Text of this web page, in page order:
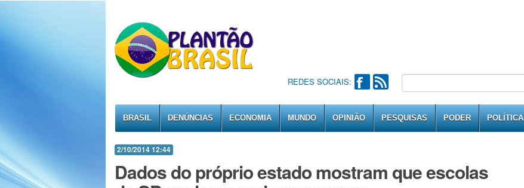
REDES SOCIAIS:
BRASIL DENÚNCIAS ECONOMIA MUNDO OPINIÃO PESQUISAS PODER POLÍTICA
2/10/2014 12:44
Dados do próprio estado mostram que escolas